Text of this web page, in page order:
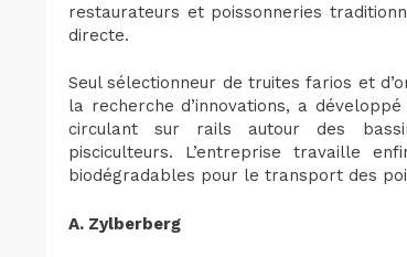
restaurateurs et poissonneries
directe.
Seul sélectionneur de truites farios et
la recherche d’innovations, a
circulant sur rails autour des
pisciculteurs. L’entreprise travaille
biodégradables pour le transport des
A. Zylberberg